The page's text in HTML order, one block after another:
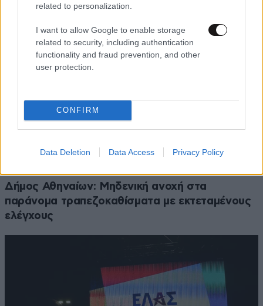
related to personalization.
I want to allow Google to enable storage
related to security, including authentication
functionality and fraud prevention, and other
user protection.
CONFIRM
Data Deletion Data Access Privacy Policy
Δήμος Αθηναίων: Μηδενική ανοχή στα
παράνομα τραπεζοκαθίσματα με εκτεταμένους
ελέγχους